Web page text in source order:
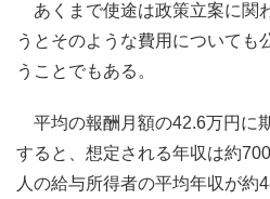
あくまで使途は政策立案に関
うとそのような費用についても
うことでもある。
平均の報酬月額の42.6万円に
すると、想定される年収は約
人の給与所得者の平均年収が約